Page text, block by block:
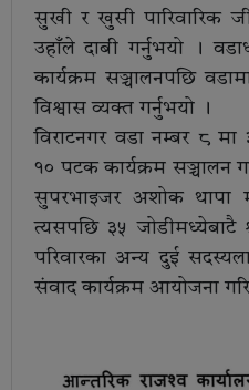
सुखी र खुसी पारिवारिक
उहाँले दाबी गर्नुभयो ।
कार्यक्रम सञ्चालनपछि
विश्वास व्यक्त गर्नुभयो ।
विराटनगर वडा नम्बर ८ मा
१० पटक कार्यक्रम सञ्चालन
सुपरभाइजर अशोक थापा
त्यसपछि ३५ जोडीमध्येबाटै
परिवारका अन्य दुई
संवाद कार्यक्रम आयोजना